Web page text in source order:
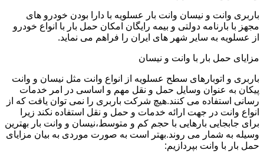
باربری وانت و نیسان وانت بار عسلویه با دارا بودن خودرو های
مجهز با بارنامه دولتی و بیمه رایگان امکان حمل بار با انواع خودرو
از عسلویه به سایر شهر های ایران را فراهم می نماید.
مزایای حمل بار با وانت و نیسان
باربری و اتوبارهای سطح عسلویه از انواع وانت مثل نیسان و وانت
پیکان به عنوان وسایل حمل و نقل مهم و اساسی در امر خدمات
رسانی استفاده می کنند.هیچ شرکت باربری را نمی توان یافت که از
انواع وانت در جهت ارائه خدمات و حمل و نقل استفاده نکند زیرا
برای جابجایی بارهایی با حجم کم و متوسط،نیسان و وانت بار بهترین
وسیله به شمار می روند.بهتر است به صورت موردی به بیان مزایای
حمل بار با وانت بپردازیم: